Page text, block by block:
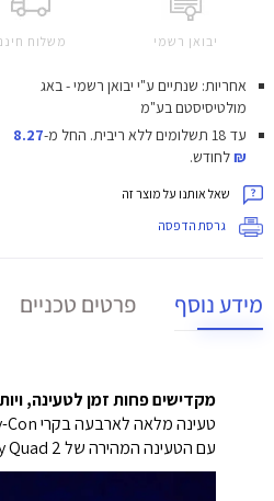
יבואן רשמי משלוח
אחריות: שנתיים ע"י יבואן רשמי - באג
מולטיסיסטם בע"מ
עד 18 תשלומים ללא ריבית.
החל מ-8.27
₪לחודש.
שאל אותנו על מוצר זה
גרסת הדפסה
מידע נוסף פרטים טכניים
מקדישים פחות זמן לטעינה,
עם הטעינה המהירה של ChargePlay Quad 2!